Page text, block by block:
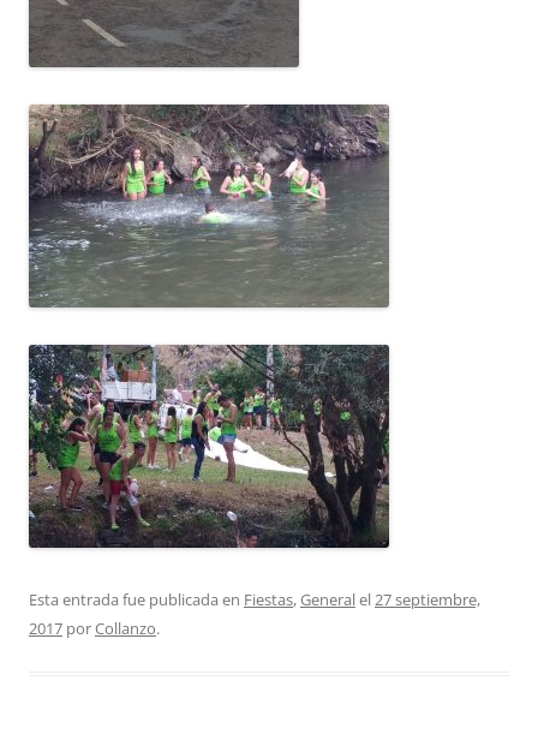
Esta entrada fue publicada en Fiestas,Generalel27 septiembre,
2017 porCollanzo.